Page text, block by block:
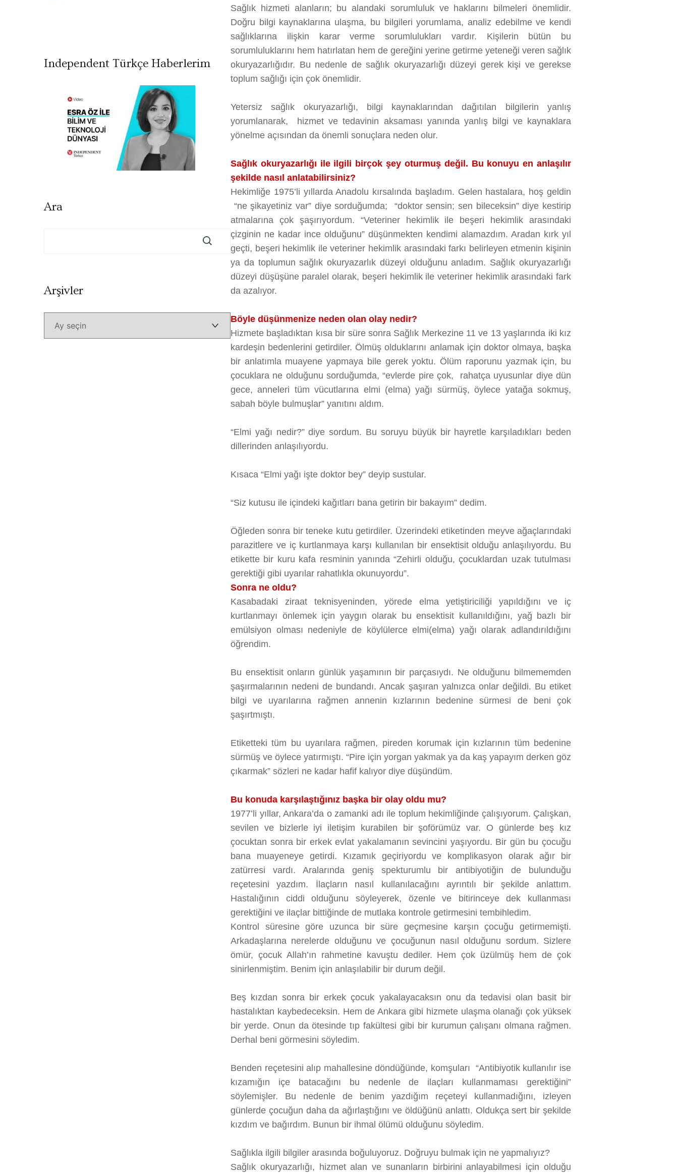
Sağlık hizmeti alanların; bu alandaki sorumluluk ve haklarını bilmeleri önemlidir.
Doğru bilgi kaynaklarına ulaşma, bu bilgileri yorumlama, analiz edebilme ve kendi
sağlıklarına ilişkin karar verme sorumlulukları vardır. Kişilerin bütün bu
sorumluluklarını hem hatırlatan hem de gereğini yerine getirme yeteneği veren sağlık
okuryazarlığıdır. Bu nedenle de sağlık okuryazarlığı düzeyi gerek kişi ve gerekse
toplum sağlığı için çok önemlidir.
Yetersiz sağlık okuryazarlığı, bilgi kaynaklarından dağıtılan bilgilerin yanlış
yorumlanarak, hizmet ve tedavinin aksaması yanında yanlış bilgi ve kaynaklara
yönelme açısından da önemli sonuçlara neden olur.
Sağlık okuryazarlığı ile ilgili birçok şey oturmuş değil. Bu konuyu en anlaşılır
şekilde nasıl anlatabilirsiniz?
Hekimliğe 1975’li yıllarda Anadolu kırsalında başladım. Gelen hastalara, hoş geldin
“ne şikayetiniz var” diye sorduğumda; “doktor sensin; sen bileceksin” diye kestirip
atmalarına çok şaşırıyordum. “Veteriner hekimlik ile beşeri hekimlik arasındaki
çizginin ne kadar ince olduğunu” düşünmekten kendimi alamazdım. Aradan kırk yıl
geçti, beşeri hekimlik ile veteriner hekimlik arasındaki farkı belirleyen etmenin kişinin
ya da toplumun sağlık okuryazarlık düzeyi olduğunu anladım. Sağlık okuryazarlığı
düzeyi düşüşüne paralel olarak, beşeri hekimlik ile veteriner hekimlik arasındaki fark
da azalıyor.
Böyle düşünmenize neden olan olay nedir?
Hizmete başladıktan kısa bir süre sonra Sağlık Merkezine 11 ve 13 yaşlarında iki kız
kardeşin bedenlerini getirdiler. Ölmüş olduklarını anlamak için doktor olmaya, başka
bir anlatımla muayene yapmaya bile gerek yoktu. Ölüm raporunu yazmak için, bu
çocuklara ne olduğunu sorduğumda, “evlerde pire çok, rahatça uyusunlar diye dün
gece, anneleri tüm vücutlarına elmi (elma) yağı sürmüş, öylece yatağa sokmuş,
sabah böyle bulmuşlar” yanıtını aldım.
“Elmi yağı nedir?” diye sordum. Bu soruyu büyük bir hayretle karşıladıkları beden
dillerinden anlaşılıyordu.
Kısaca “Elmi yağı işte doktor bey” deyip sustular.
“Siz kutusu ile içindeki kağıtları bana getirin bir bakayım” dedim.
Öğleden sonra bir teneke kutu getirdiler. Üzerindeki etiketinden meyve ağaçlarındaki
parazitlere ve iç kurtlanmaya karşı kullanılan bir ensektisit olduğu anlaşılıyordu. Bu
etikette bir kuru kafa resminin yanında “Zehirli olduğu, çocuklardan uzak tutulması
gerektiği gibi uyarılar rahatlıkla okunuyordu”.
Sonra ne oldu?
Kasabadaki ziraat teknisyeninden, yörede elma yetiştiriciliği yapıldığını ve iç
kurtlanmayı önlemek için yaygın olarak bu ensektisit kullanıldığını, yağ bazlı bir
emülsiyon olması nedeniyle de köylülerce elmi(elma) yağı olarak adlandırıldığını
öğrendim.
Bu ensektisit onların günlük yaşamının bir parçasıydı. Ne olduğunu bilmememden
şaşırmalarının nedeni de bundandı. Ancak şaşıran yalnızca onlar değildi. Bu etiket
bilgi ve uyarılarına rağmen annenin kızlarının bedenine sürmesi de beni çok
şaşırtmıştı.
Etiketteki tüm bu uyarılara rağmen, pireden korumak için kızlarının tüm bedenine
sürmüş ve öylece yatırmıştı. “Pire için yorgan yakmak ya da kaş yapayım derken göz
çıkarmak” sözleri ne kadar hafif kalıyor diye düşündüm.
Bu konuda karşılaştığınız başka bir olay oldu mu?
1977’li yıllar, Ankara’da o zamanki adı ile toplum hekimliğinde çalışıyorum. Çalışkan,
sevilen ve bizlerle iyi iletişim kurabilen bir şoförümüz var. O günlerde beş kız
çocuktan sonra bir erkek evlat yakalamanın sevincini yaşıyordu. Bir gün bu çocuğu
bana muayeneye getirdi. Kızamık geçiriyordu ve komplikasyon olarak ağır bir
zatürresi vardı. Aralarında geniş spekturumlu bir antibiyotiğin de bulunduğu
reçetesini yazdım. İlaçların nasıl kullanılacağını ayrıntılı bir şekilde anlattım.
Hastalığının ciddi olduğunu söyleyerek, özenle ve bitirinceye dek kullanması
gerektiğini ve ilaçlar bittiğinde de mutlaka kontrole getirmesini tembihledim.
Kontrol süresine göre uzunca bir süre geçmesine karşın çocuğu getirmemişti.
Arkadaşlarına nerelerde olduğunu ve çocuğunun nasıl olduğunu sordum. Sizlere
ömür, çocuk Allah’ın rahmetine kavuştu dediler. Hem çok üzülmüş hem de çok
sinirlenmiştim. Benim için anlaşılabilir bir durum değil.
Beş kızdan sonra bir erkek çocuk yakalayacaksın onu da tedavisi olan basit bir
hastalıktan kaybedeceksin. Hem de Ankara gibi hizmete ulaşma olanağı çok yüksek
bir yerde. Onun da ötesinde tıp fakültesi gibi bir kurumun çalışanı olmana rağmen.
Derhal beni görmesini söyledim.
Benden reçetesini alıp mahallesine döndüğünde, komşuları “Antibiyotik kullanılır ise
kızamığın içe batacağını bu nedenle de ilaçları kullanmaması gerektiğini”
söylemişler. Bu nedenle de benim yazdığım reçeteyi kullanmadığını, izleyen
günlerde çocuğun daha da ağırlaştığını ve öldüğünü anlattı. Oldukça sert bir şekilde
kızdım ve bağırdım. Bunun bir ihmal ölümü olduğunu söyledim.
Sağlıkla ilgili bilgiler arasında boğuluyoruz. Doğruyu bulmak için ne yapmalıyız?
Sağlık okuryazarlığı, hizmet alan ve sunanların birbirini anlayabilmesi için olduğu
Independent Türkçe Haberlerim
Ara
ArşivlerArşivler